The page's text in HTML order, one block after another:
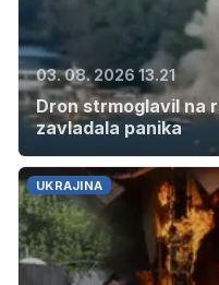
03. 08. 2026 13.21
Dron strmoglavil na
zavladala panika
UKRAJINA